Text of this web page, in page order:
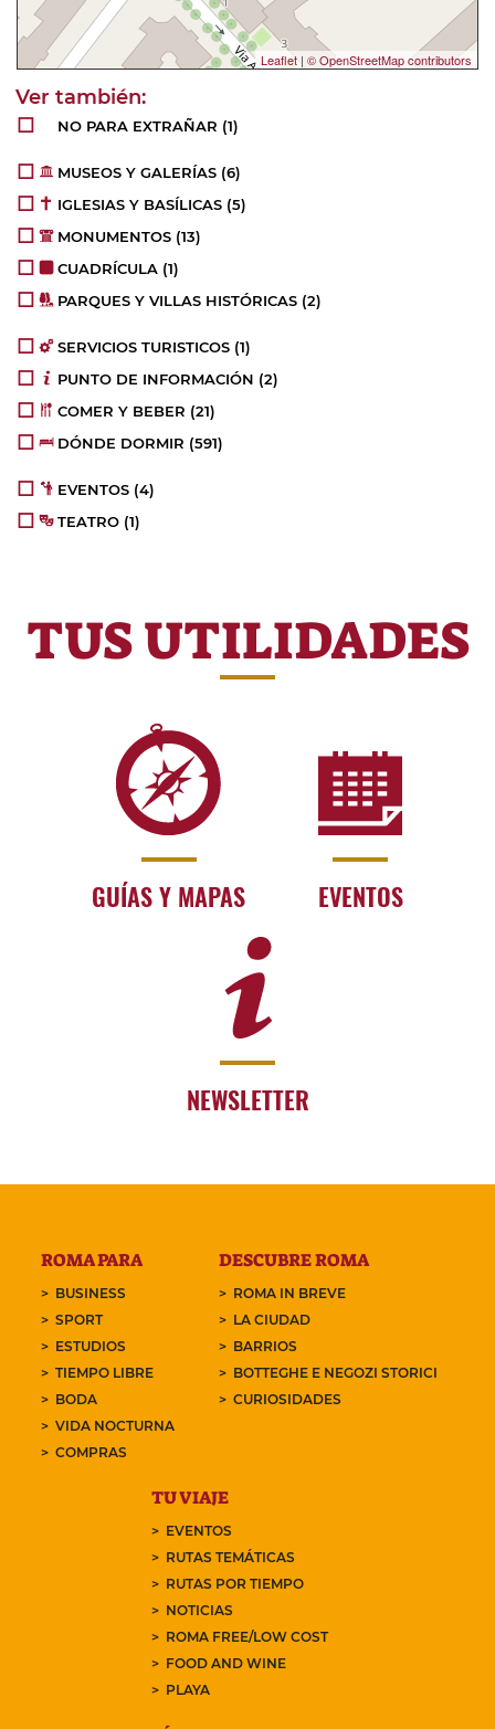
Leaflet | © OpenStreetMap contributors
NO PARA EXTRAÑAR (1)
MUSEOS Y GALERÍAS (6)
IGLESIAS Y BASÍLICAS (5)
MONUMENTOS (13)
CUADRÍCULA (1)
PARQUES Y VILLAS HISTÓRICAS (2)
SERVICIOS TURISTICOS (1)
PUNTO DE INFORMACIÓN (2)
COMER Y BEBER (21)
DÓNDE DORMIR (591)
EVENTOS (4)
TEATRO (1)
TUS UTILIDADES
GUÍAS Y MAPAS EVENTOS
NEWSLETTER
ROMA PARA
BUSINESS
SPORT
ESTUDIOS
TIEMPO LIBRE
BODA
VIDA NOCTURNA
COMPRAS
DESCUBRE ROMA
ROMA IN BREVE
LA CIUDAD
BARRIOS
BOTTEGHE E NEGOZI STORICI
CURIOSIDADES
TU VIAJE
EVENTOS
RUTAS TEMÁTICAS
RUTAS POR TIEMPO
NOTICIAS
ROMA FREE/LOW COST
FOOD AND WINE
PLAYA